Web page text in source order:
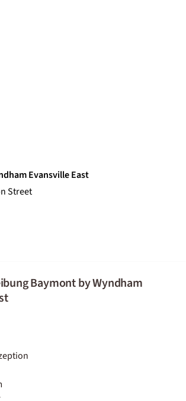
Evansville East
Street
Baymont by Wyndham